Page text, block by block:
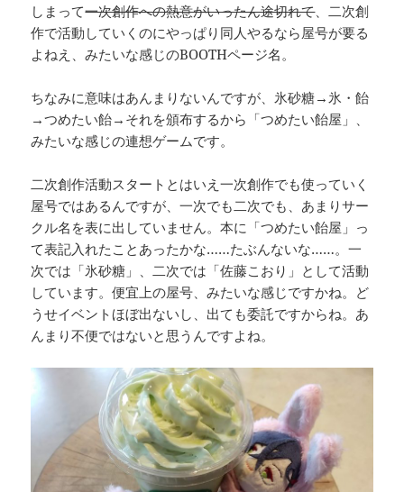
しまって一次創作への熱意がいったん途切れて、二次創
作で活動していくのにやっぱり同人やるなら屋号が要る
よねえ、みたいな感じのBOOTHページ名。
ちなみに意味はあんまりないんですが、氷砂糖→氷・飴
→つめたい飴→それを頒布するから「つめたい飴屋」、
みたいな感じの連想ゲームです。
二次創作活動スタートとはいえ一次創作でも使っていく
屋号ではあるんですが、一次でも二次でも、あまりサー
クル名を表に出していません。本に「つめたい飴屋」っ
て表記入れたことあったかな……たぶんないな……。一
次では「氷砂糖」、二次では「佐藤こおり」として活動
しています。便宜上の屋号、みたいな感じですかね。ど
うせイベントほぼ出ないし、出ても委託ですからね。あ
んまり不便ではないと思うんですよね。